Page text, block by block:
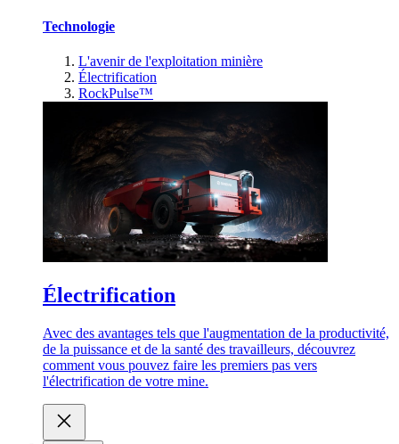
Technologie
L'avenir de l'exploitation minière
Électrification
RockPulse™
Électrification
Avec des avantages tels que l'augmentation de la productivité,
de la puissance et de la santé des travailleurs, découvrez
comment vous pouvez faire les premiers pas vers
l'électrification de votre mine.